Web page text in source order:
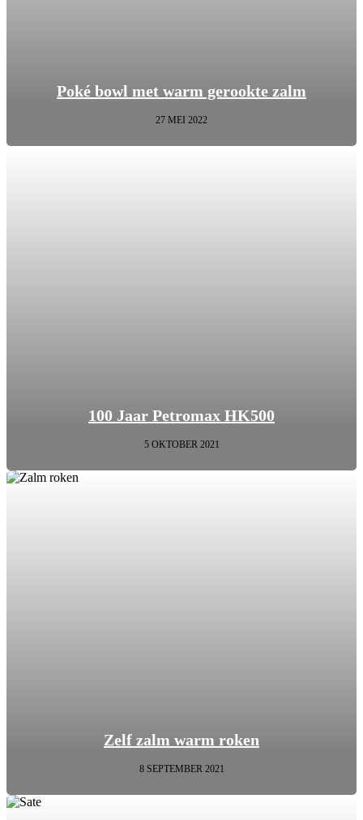
Poké bowl met warm gerookte zalm
27 MEI 2022
100 Jaar Petromax HK500
5 OKTOBER 2021
Zelf zalm warm roken
8 SEPTEMBER 2021